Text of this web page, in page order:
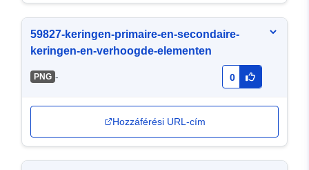
59827-keringen-primaire-en-secondaire-
keringen-en-verhoogde-elementen
PNG - 0
Hozzáférési URL-cím